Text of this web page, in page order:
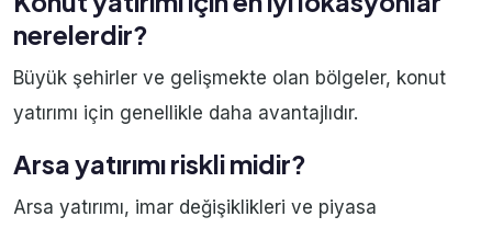
nerelerdir?
Büyük şehirler ve gelişmekte olan bölgeler, konut
yatırımı için genellikle daha avantajlıdır.
Arsa yatırımı riskli midir?
Arsa yatırımı, imar değişiklikleri ve piyasa